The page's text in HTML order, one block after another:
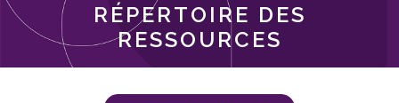
langue
RÉPERTOIRE DES
RESSOURCES